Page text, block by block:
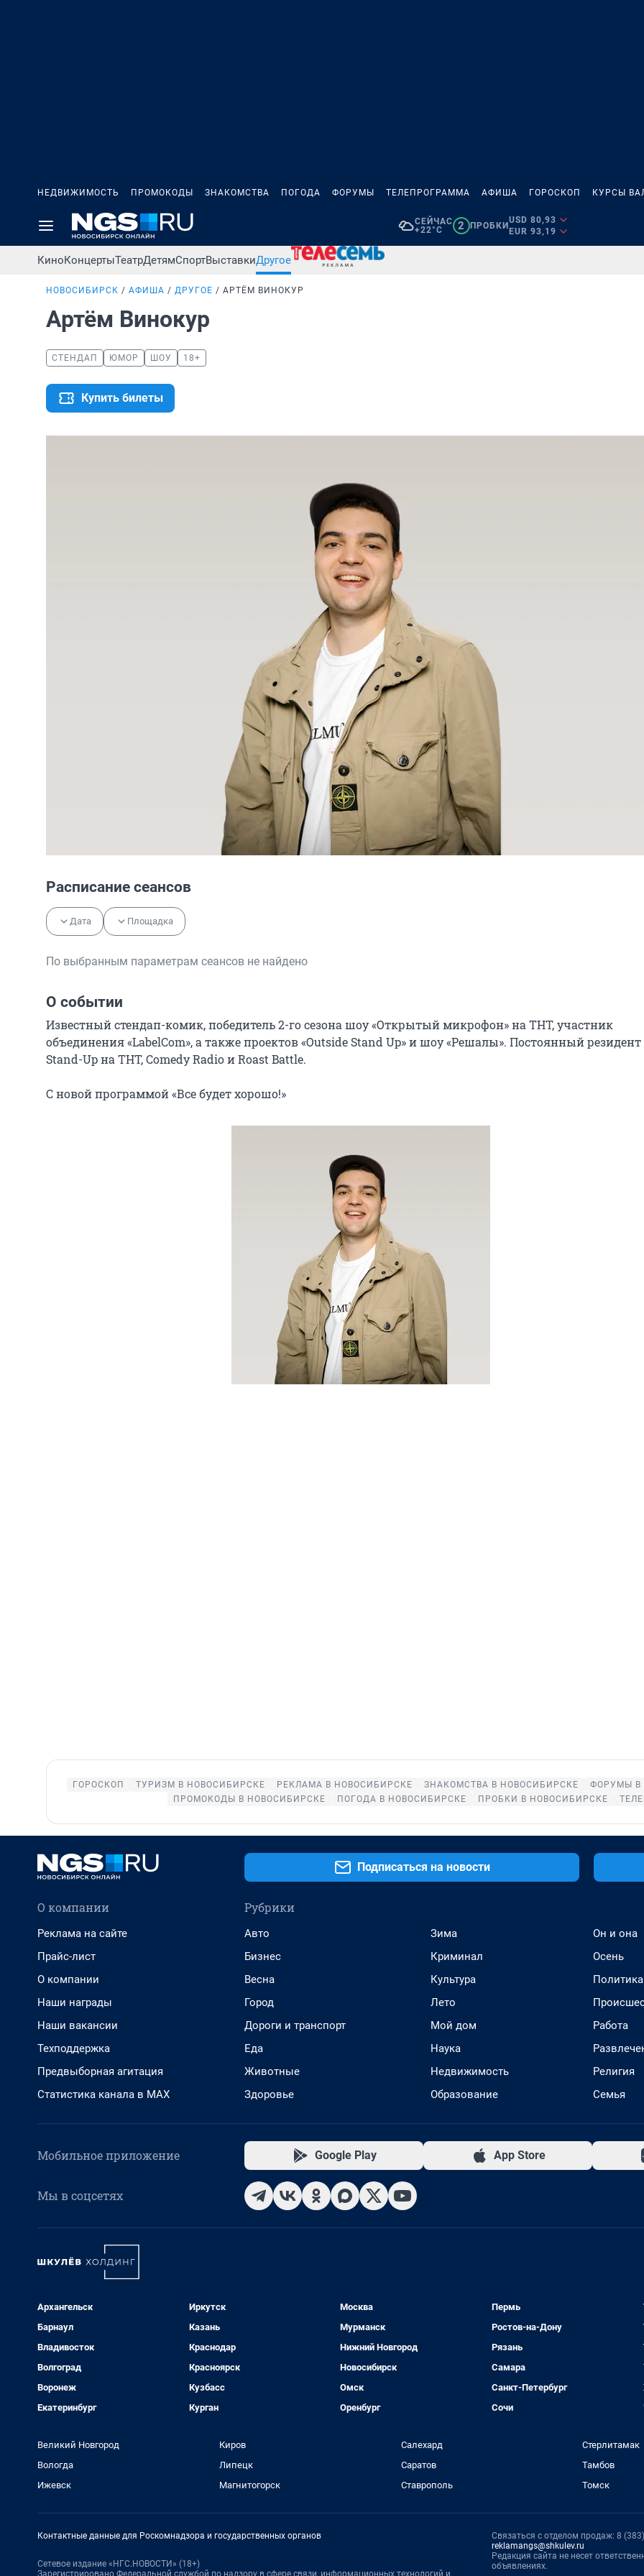
НЕДВИЖИМОСТЬ ПРОМОКОДЫ ЗНАКОМСТВА ПОГОДА ФОРУМЫ ТЕЛЕПРОГРАММА АФИША ГОРОСКОП КУРСЫ
СЕЙЧАС
+22°C
2 ПРОБКИ
USD 80,93
EUR 93,19
КиноКонцертыТеатрДетямСпортВыставкиДругое
НОВОСИБИРСК АФИША ДРУГОЕ АРТЁМ ВИНОКУР
Артём Винокур
СТЕНДАП ЮМОР ШОУ 18+
Купить билеты
Расписание сеансов
Дата Площадка
По выбранным параметрам сеансов не найдено
О событии
Известный стендап-комик, победитель 2-го сезона шоу «Открытый микрофон» на ТНТ, участник
объединения «LabelCom», а также проектов «Outside Stand Up» и шоу «Решалы». Постоянный
Stand-Up на ТНТ, Comedy Radio и Roast Battle.
С новой программой «Все будет хорошо!»
ГОРОСКОП ТУРИЗМ В НОВОСИБИРСКЕ РЕКЛАМА В НОВОСИБИРСКЕ ЗНАКОМСТВА В НОВОСИБИРСКЕ ФОРУМЫ В
ПРОМОКОДЫ В НОВОСИБИРСКЕ
ПОГОДА В НОВОСИБИРСКЕ ПРОБКИ В НОВОСИБИРСКЕ
Подписаться на новости
О компании
Реклама на сайте
Прайс-лист
О компании
Наши награды
Наши вакансии
Техподдержка
Предвыборная агитация
Статистика канала в MAX
Рубрики
Авто
Бизнес
Весна
Город
Дороги и транспорт
Еда
Животные
Здоровье
Зима
Криминал
Культура
Лето
Мой дом
Наука
Недвижимость
Образование
Он и она
Осень
Политика
Работа
Религия
Семья
Мобильное приложение Google Play App Store
Мы в соцсетях
Архангельск
Барнаул
Владивосток
Волгоград
Воронеж
Екатеринбург
Иркутск
Казань
Краснодар
Красноярск
Кузбасс
Курган
Москва
Мурманск
Нижний Новгород
Новосибирск
Омск
Оренбург
Пермь
Ростов-на-Дону
Рязань
Самара
Санкт-Петербург
Сочи
Великий Новгород
Вологда
Ижевск
Киров
Липецк
Магнитогорск
Салехард
Саратов
Ставрополь
Стерлитамак
Тамбов
Томск
Контактные данные для Роскомнадзора и государственных органов
Сетевое издание «НГС.НОВОСТИ» (18+)
Зарегистрировано Федеральной службой по надзору в сфере связи, информационных технологий и
Связаться с отделом продаж: 8
reklamangs@shkulev.ru
Редакция сайта не несет
объявлениях.